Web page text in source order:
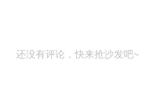
还没有评论，快来抢沙发吧~